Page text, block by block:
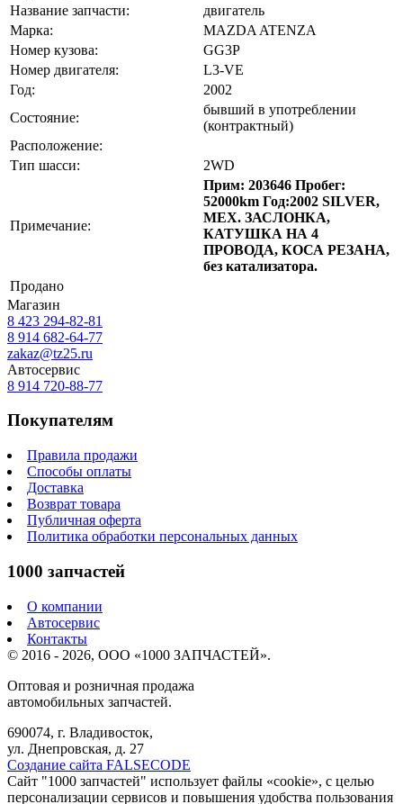
Название запчасти:
двигатель
Марка:
MAZDA ATENZA
Номер кузова:
GG3P
Номер двигателя:
L3-VE
Год:
2002
Состояние:
бывший в употреблении
(контрактный)
Расположение:
Тип шасси:
2WD
Примечание:
Прим: 203646 Пробег:
52000km Год:2002 SILVER,
МЕХ. ЗАСЛОНКА,
КАТУШКА НА 4
ПРОВОДА, КОСА РЕЗАНА,
без катализатора.
Продано
Магазин
8 423 294-82-81
8 914 682-64-77
zakaz@tz25.ru
Автосервис
8 914 720-88-77
Покупателям
Правила продажи
Способы оплаты
Доставка
Возврат товара
Публичная оферта
Политика обработки персональных данных
1000 запчастей
О компании
Автосервис
Контакты
© 2016 - 2026, ООО «1000 ЗАПЧАСТЕЙ».
Оптовая и розничная продажа
автомобильных запчастей.
690074, г. Владивосток,
ул. Днепровская, д. 27
Создание сайта FALSECODE
Сайт "1000 запчастей" использует файлы «cookie», с целью
персонализации сервисов и повышения удобства пользования